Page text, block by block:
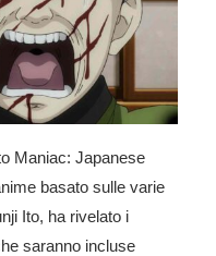
Maniac: Japanese
basato sulle varie
Ito, ha rivelato i
saranno incluse